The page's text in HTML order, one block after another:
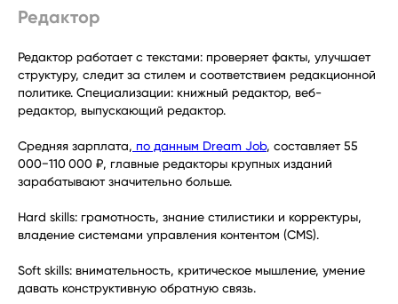
Редактор
Редактор работает с текстами: проверяет факты, улучшает
структуру, следит за стилем и соответствием редакционной
политике. Специализации: книжный редактор, веб-
редактор, выпускающий редактор.
Средняя зарплата, по данным Dream Job, составляет 55
000−110 000 ₽, главные редакторы крупных изданий
зарабатывают значительно больше.
Hard skills: грамотность, знание стилистики и корректуры,
владение системами управления контентом (CMS).
Soft skills: внимательность, критическое мышление, умение
давать конструктивную обратную связь.